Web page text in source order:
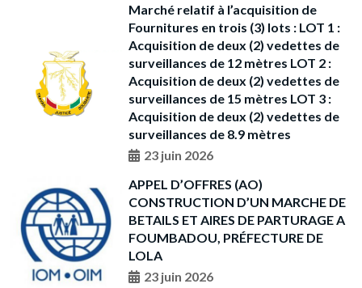
Marché relatif à l’acquisition de
Fournitures en trois (3) lots : LOT 1 :
Acquisition de deux (2) vedettes de
surveillances de 12 mètres LOT 2 :
Acquisition de deux (2) vedettes de
surveillances de 15 mètres LOT 3 :
Acquisition de deux (2) vedettes de
surveillances de 8.9 mètres
23 juin 2026
APPEL D’OFFRES (AO)
CONSTRUCTION D’UN MARCHE DE
BETAILS ET AIRES DE PARTURAGE A
FOUMBADOU, PRÉFECTURE DE
LOLA
23 juin 2026